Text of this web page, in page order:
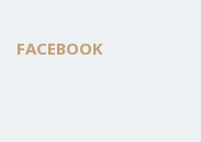
FACEBOOK